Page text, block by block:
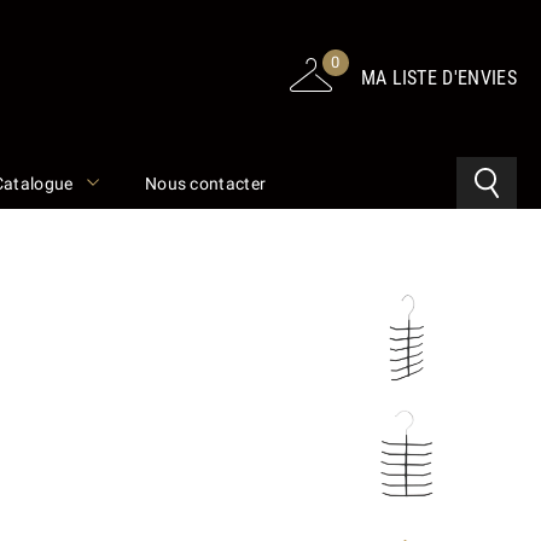
0
MA LISTE D'ENVIES
Nous contacter